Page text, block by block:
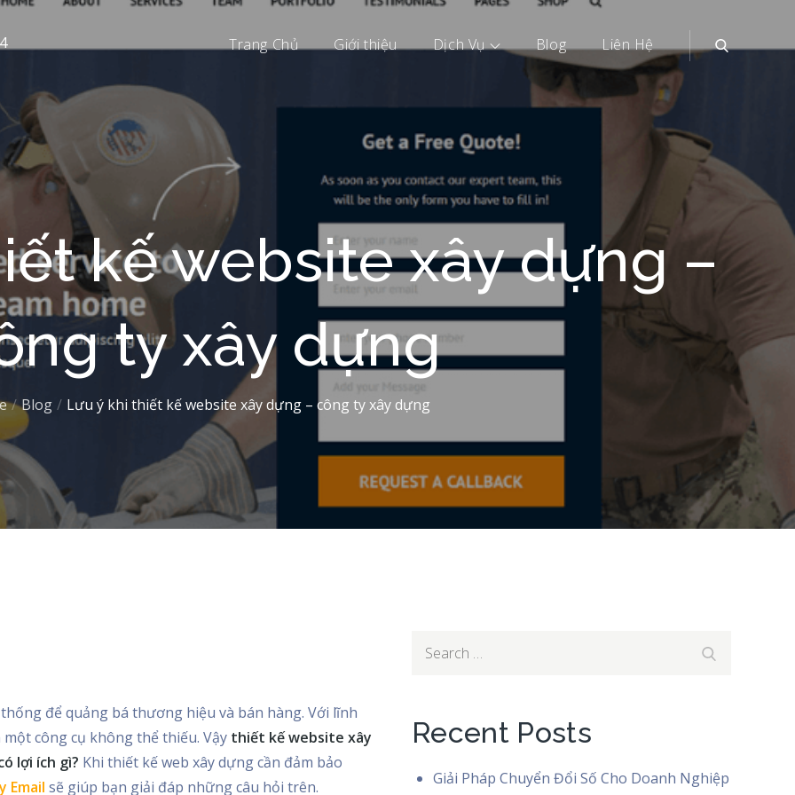
Trang Chủ Giới thiệu Dịch Vụ Blog Liên Hệ
kế website xây dựng –
ty xây dựng
Blog Lưu ý khi thiết kế website xây dựng – công ty xây dựng
để quảng bá thương hiệu và bán hàng. Với lĩnh
công cụ không thể thiếu. Vậy thiết kế website xây
lợi ích gì? Khi thiết kế web xây dựng cần đảm bảo
Email sẽ giúp bạn giải đáp những câu hỏi trên.
Search
Recent Posts
Giải Pháp Chuyển Đổi Số Cho Doanh Nghiệp